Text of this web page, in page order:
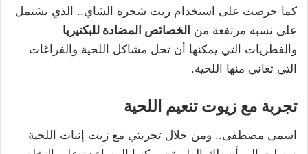
كما حرصت على استخدام زيت شجرة الشاي.. الذي يشتمل
على نسبة مرتفعة من الخصائص المضادة للبكتيريا
والفطريات التي يمكنها أن تحل مشاكل اللحية والفراغات
التي تعاني منها اللحية.
تجربة مع زيوت تنعيم اللحية
اسمى مصطفى.. ومن خلال تجربتي مع زيت إنبات اللحية